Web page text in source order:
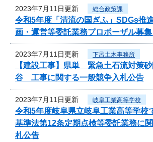
2023年7月11日更新 総合政策課
令和5年度「清流の国ぎふ」SDGs推
画・運営等委託業務プロポーザル募集
2023年7月11日更新 下呂土木事務所
【建設工事】県単 緊急土石流対策
谷 工事に関する一般競争入札公告
2023年7月11日更新 岐阜工業高等学校
令和5年度岐阜県立岐阜工業高等学校
基準法第12条定期点検等委託業務に
札公告